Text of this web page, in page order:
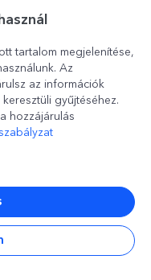
szabott pamut póló
Ft
tartalom megjelenítése,
Az
az információk
gyűjtéséhez.
hozzájárulás